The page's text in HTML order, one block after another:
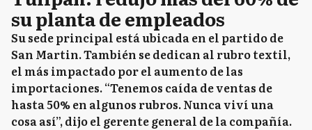
su planta de empleados
Su sede principal está ubicada en el partido de
San Martin. También se dedican al rubro textil,
el más impactado por el aumento de las
importaciones. “Tenemos caída de ventas de
hasta 50% en algunos rubros. Nunca viví una
cosa así”, dijo el gerente general de la compañía.